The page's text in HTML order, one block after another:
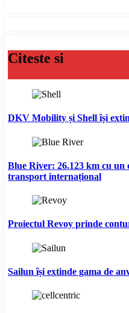
Citeste si
DKV Mobility și Shell își
Blue River: 26.123 km cu un
transport internațional
Proiectul Revoy prinde
Sailun își extinde gama de